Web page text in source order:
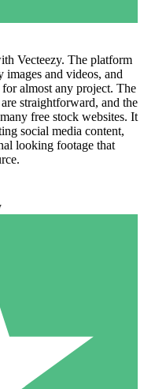
Vecteezy. The platform
images and videos, and
almost any project. The
straightforward, and the
free stock websites. It
social media content,
looking footage that